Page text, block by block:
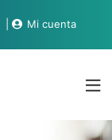
Mi cuenta